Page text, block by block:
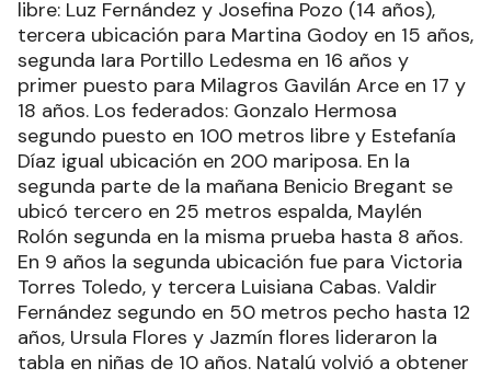
libre: Luz Fernández y Josefina Pozo (14 años),
tercera ubicación para Martina Godoy en 15 años,
segunda Iara Portillo Ledesma en 16 años y
primer puesto para Milagros Gavilán Arce en 17 y
18 años. Los federados: Gonzalo Hermosa
segundo puesto en 100 metros libre y Estefanía
Díaz igual ubicación en 200 mariposa. En la
segunda parte de la mañana Benicio Bregant se
ubicó tercero en 25 metros espalda, Maylén
Rolón segunda en la misma prueba hasta 8 años.
En 9 años la segunda ubicación fue para Victoria
Torres Toledo, y tercera Luisiana Cabas. Valdir
Fernández segundo en 50 metros pecho hasta 12
años, Ursula Flores y Jazmín flores lideraron la
tabla en niñas de 10 años. Natalú volvió a obtener